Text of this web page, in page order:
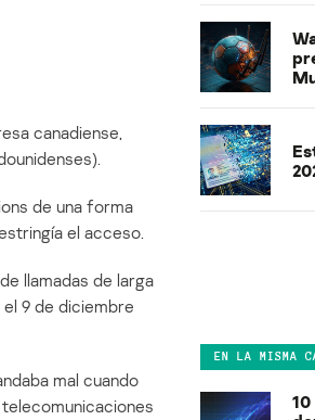
canadiense,
de una forma
el acceso.
llamadas de larga
9 de diciembre
mal cuando
EN LA MISMA